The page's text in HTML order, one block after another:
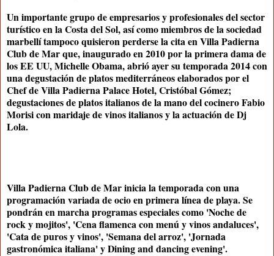
Un importante grupo de empresarios y profesionales del sector
turístico en la Costa del Sol, así como miembros de la sociedad
marbellí tampoco quisieron perderse la cita en Villa Padierna
Club de Mar que, inaugurado en 2010 por la primera dama de
los EE UU, Michelle Obama, abrió ayer su temporada 2014 con
una degustación de platos mediterráneos elaborados por el
Chef de Villa Padierna Palace Hotel, Cristóbal Gómez;
degustaciones de platos italianos de la mano del cocinero Fabio
Morisi con maridaje de vinos italianos y la actuación de Dj
Lola.
Villa Padierna Club de Mar inicia la temporada con una
programación variada de ocio en primera línea de playa. Se
pondrán en marcha programas especiales como 'Noche de
rock y mojitos', 'Cena flamenca con menú y vinos andaluces',
'Cata de puros y vinos', 'Semana del arroz', 'Jornada
gastronómica italiana' y Dining and dancing evening'.